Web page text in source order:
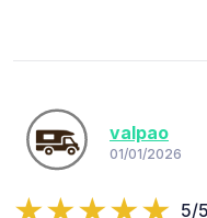
valpao
01/01/2026
5/5